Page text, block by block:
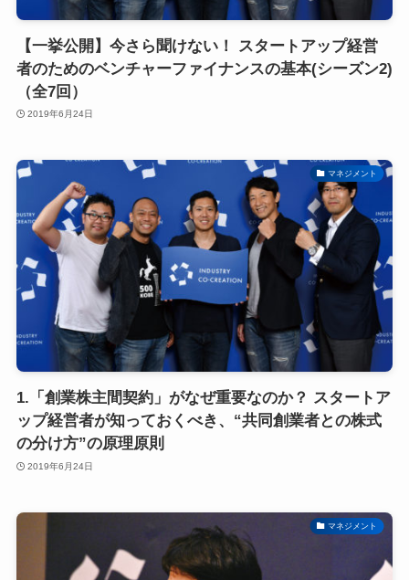
【一挙公開】今さら聞けない！ スタートアップ経営
者のためのベンチャーファイナンスの基本(シーズン2)
（全7回）
2019年6月24日
マネジメント
1.「創業株主間契約」がなぜ重要なのか？ スタートア
ップ経営者が知っておくべき、“共同創業者との株式
の分け方”の原理原則
2019年6月24日
マネジメント